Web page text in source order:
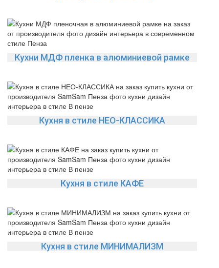
Кухни МДФ пленка в алюминиевой рамке
Кухня в стиле НЕО-КЛАССИКА
Кухня в стиле КАФЕ
Кухня в стиле МИНИМАЛИЗМ